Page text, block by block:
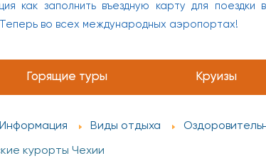
как заполнить въездную карту для поездки
во всех международных аэропортах!
Горящие туры Круизы
Информация Виды отдыха
курорты Чехии